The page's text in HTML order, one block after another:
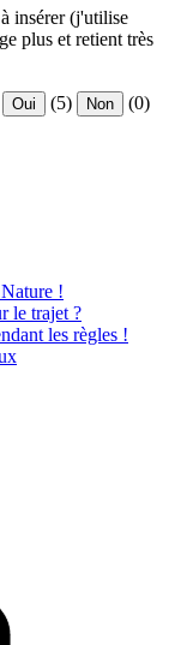
insérer (j'utilise
plus et retient très
Oui (5) Non (0)
!
le trajet ?
les règles !